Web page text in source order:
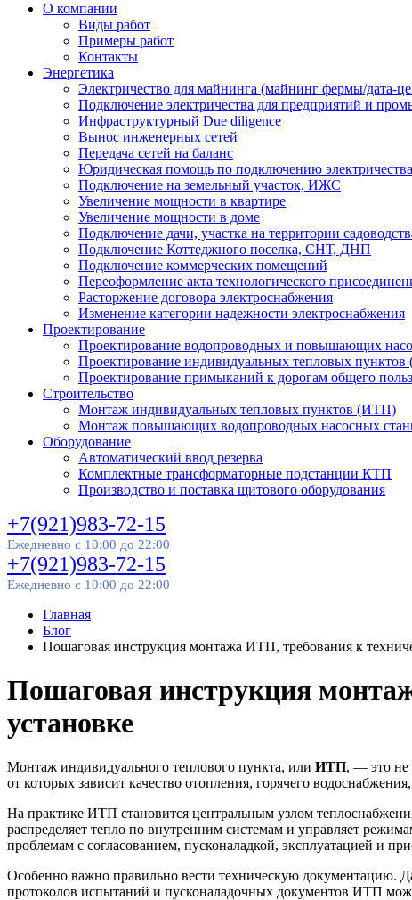
О компании
Виды работ
Примеры работ
Контакты
Энергетика
Электричество для майнинга (майнинг фермы/дата-
Подключение электричества для предприятий и
Инфраструктурный Due diligence
Вынос инженерных сетей
Передача сетей на баланс
Юридическая помощь по подключению электричества
Подключение на земельный участок, ИЖС
Увеличение мощности в квартире
Увеличение мощности в доме
Подключение дачи, участка на территории
Подключение Коттеджного поселка, СНТ, ДНП
Подключение коммерческих помещений
Переоформление акта технологического
Расторжение договора электроснабжения
Изменение категории надежности электроснабжения
Проектирование
Проектирование водопроводных и повышающих
Проектирование индивидуальных тепловых
Проектирование примыканий к дорогам общего
Строительство
Монтаж индивидуальных тепловых пунктов (ИТП)
Монтаж повышающих водопроводных насосных
Оборудование
Автоматический ввод резерва
Комплектные трансформаторные подстанции КТП
Производство и поставка щитового оборудования
+7(921)983-72-15
Ежедневно с 10:00 до 22:00
+7(921)983-72-15
Ежедневно с 10:00 до 22:00
Главная
Блог
Пошаговая инструкция монтажа ИТП, требования к
Пошаговая инструкция
установке
Монтаж индивидуального теплового пункта, или ИТП, — это не
от которых зависит качество отопления, горячего
На практике ИТП становится центральным узлом
распределяет тепло по внутренним системам и управляет
проблемам с согласованием, пусконаладкой, эксплуатацией и
Особенно важно правильно вести техническую документацию.
протоколов испытаний и пусконаладочных документов ИТП